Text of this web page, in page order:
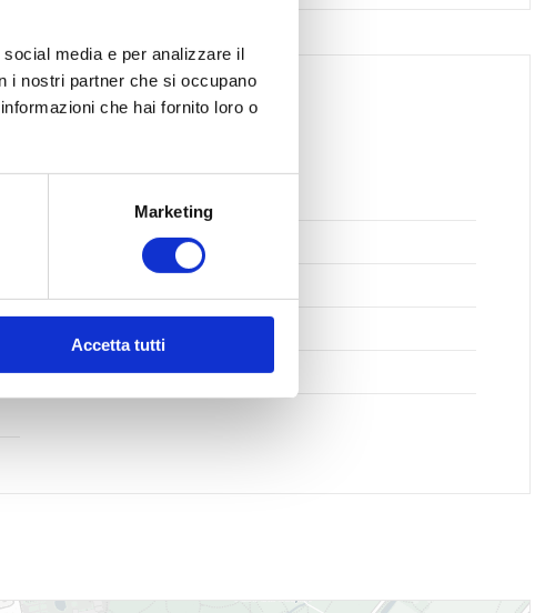
media e per analizzare il
i nostri partner che si occupano
che hai fornito loro o
Marketing
Accetta tutti
Uffici postali